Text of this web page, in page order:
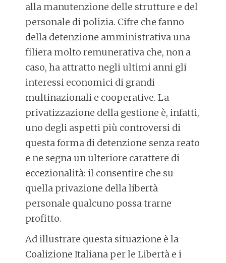
alla manutenzione delle strutture e del
personale di polizia. Cifre che fanno
della detenzione amministrativa una
filiera molto remunerativa che, non a
caso, ha attratto negli ultimi anni gli
interessi economici di grandi
multinazionali e cooperative. La
privatizzazione della gestione è, infatti,
uno degli aspetti più controversi di
questa forma di detenzione senza reato
e ne segna un ulteriore carattere di
eccezionalità: il consentire che su
quella privazione della libertà
personale qualcuno possa trarne
profitto.
Ad illustrare questa situazione è la
Coalizione Italiana per le Libertà e i